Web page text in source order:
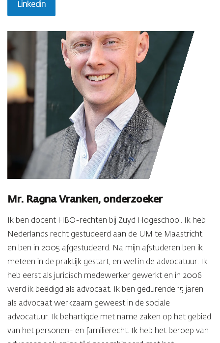
Linkedin
Mr. Ragna Vranken, onderzoeker
Ik ben docent HBO-rechten bij Zuyd Hogeschool. Ik heb
Nederlands recht gestudeerd aan de UM te Maastricht
en ben in 2005 afgestudeerd. Na mijn afstuderen ben ik
meteen in de praktijk gestart, en wel in de advocatuur. Ik
heb eerst als juridisch medewerker gewerkt en in 2006
werd ik beëdigd als advocaat. Ik ben gedurende 15 jaren
als advocaat werkzaam geweest in de sociale
advocatuur. Ik behartigde met name zaken op het gebied
van het personen- en familierecht. Ik heb het beroep van